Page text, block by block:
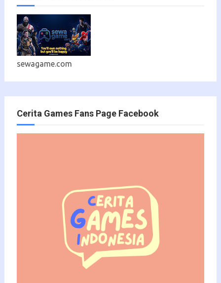
sewagame.com
Cerita Games Fans Page Facebook